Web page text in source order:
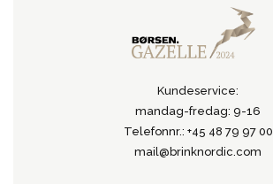
Kundeservice:
mandag-fredag: 9-16
Telefonnr.: +45 48 79 97 00
mail@brinknordic.com